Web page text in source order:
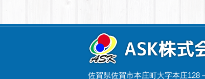
佐賀県佐賀市本庄町大字本庄128